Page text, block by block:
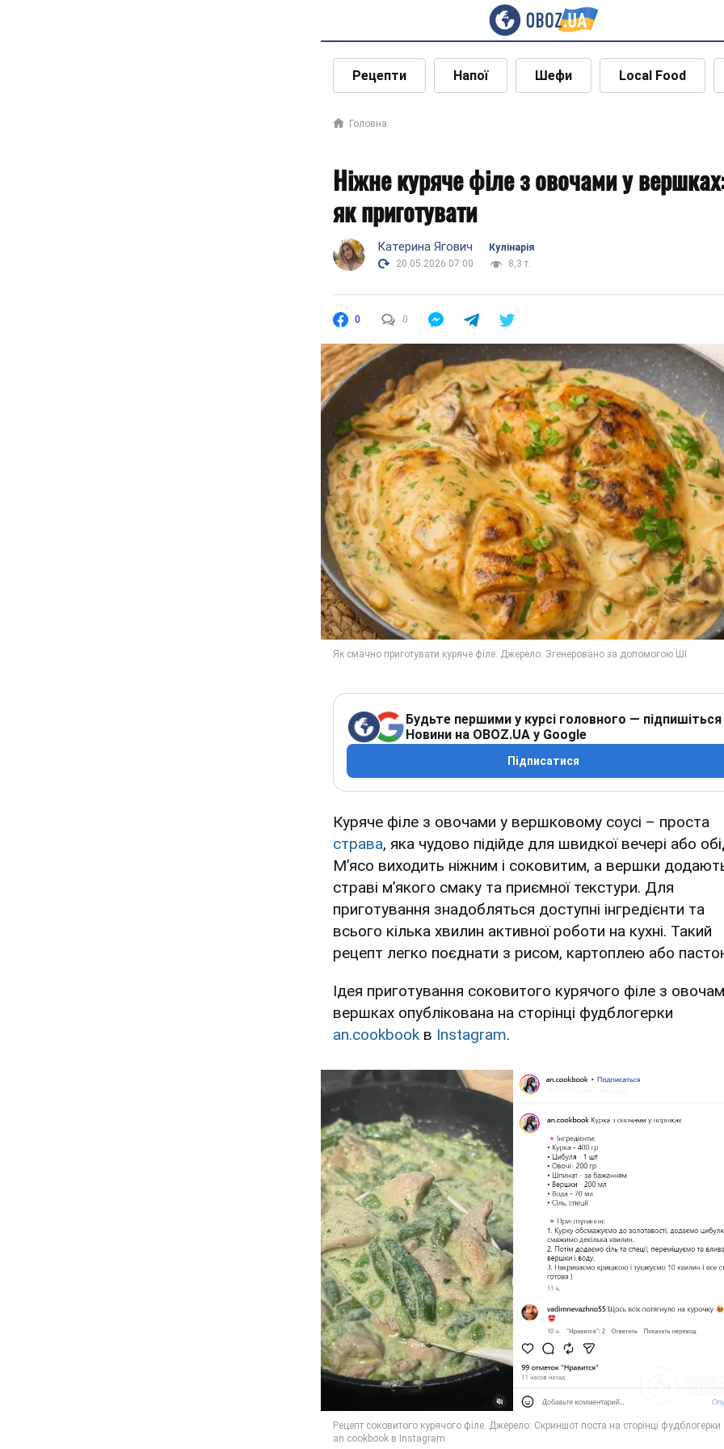
Рецепти Напої Шефи Local Food
Головна
Ніжне куряче філе з овочами у
як приготувати
Катерина Ягович
Кулінарія
20.05.2026 07:00
8,3 т.
0 0
Будьте першими у курсі головного — підпишіться
Новини на OBOZ.UA у Google
Підписатися
Куряче філе з овочами у вершковому соусі – проста
страва, яка чудово підійде для швидкої вечері або
М’ясо виходить ніжним і соковитим, а вершки
страві м’якого смаку та приємної текстури. Для
приготування знадобляться доступні інгредієнти та
всього кілька хвилин активної роботи на кухні. Такий
рецепт легко поєднати з рисом, картоплею або
Ідея приготування соковитого курячого філе з
вершках опублікована на сторінці фудблогерки
an.cookbook в Instagram.